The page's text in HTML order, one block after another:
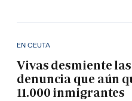
EN CEUTA
Vivas desmiente
denuncia que aún
11.000 inmigrantes